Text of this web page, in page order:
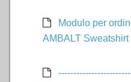
Modulo per
AMBALT Sweatshirt